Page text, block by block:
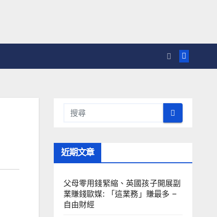
近期文章
父母零用錢緊縮、英國孩子開展副
業賺錢歐媒: 「這業務」賺最多 –
自由財經